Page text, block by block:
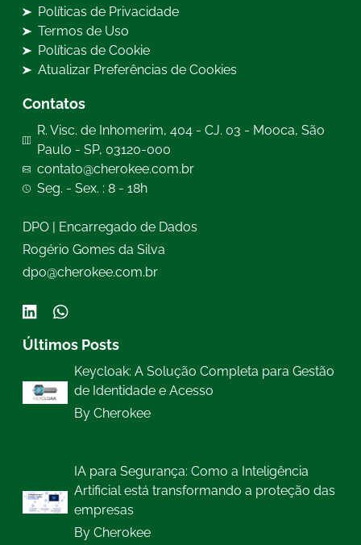
Políticas de Privacidade
Termos de Uso
Políticas de Cookie
Atualizar Preferências de Cookies
Contatos
R. Visc. de Inhomerim, 404 - CJ. 03 - Mooca, São
Paulo - SP, 03120-000
contato@cherokee.com.br
Seg. - Sex. : 8 - 18h
DPO | Encarregado de Dados
Rogério Gomes da Silva
dpo@cherokee.com.br
Últimos Posts
Keycloak: A Solução Completa para Gestão
de Identidade e Acesso
By Cherokee
IA para Segurança: Como a Inteligência
Artificial está transformando a proteção das
empresas
By Cherokee